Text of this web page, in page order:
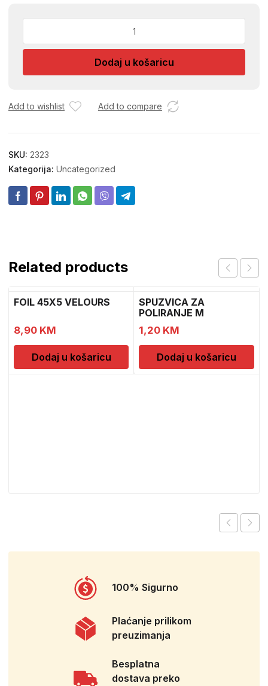
SA
91568
Dodaj u košaricu
Add to wishlist Add to compare
SKU: 2323
Kategorija: Uncategorized
Related products
FOIL 45X5 VELOURS
8,90 KM
Dodaj u košaricu
SPUZVICA ZA
POLIRANJE M
1,20 KM
Dodaj u košaricu
100% Sigurno
Plaćanje prilikom
preuzimanja
Besplatna
dostava preko